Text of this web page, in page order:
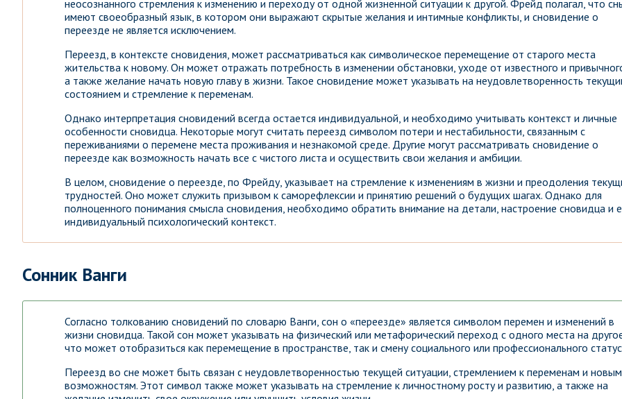
неосознанного стремления к изменению и переходу от одной жизненной ситуации к другой. Фрейд полагал, что
имеют своеобразный язык, в котором они выражают скрытые желания и интимные конфликты, и сновидение о
переезде не является исключением.
Переезд, в контексте сновидения, может рассматриваться как символическое перемещение от старого места
жительства к новому. Он может отражать потребность в изменении обстановки, уходе от известного и
а также желание начать новую главу в жизни. Такое сновидение может указывать на неудовлетворенность
состоянием и стремление к переменам.
Однако интерпретация сновидений всегда остается индивидуальной, и необходимо учитывать контекст и личные
особенности сновидца. Некоторые могут считать переезд символом потери и нестабильности, связанным с
переживаниями о перемене места проживания и незнакомой среде. Другие могут рассматривать сновидение о
переезде как возможность начать все с чистого листа и осуществить свои желания и амбиции.
В целом, сновидение о переезде, по Фрейду, указывает на стремление к изменениям в жизни и преодоления
трудностей. Оно может служить призывом к саморефлексии и принятию решений о будущих шагах. Однако для
полноценного понимания смысла сновидения, необходимо обратить внимание на детали, настроение сновидца и
индивидуальный психологический контекст.
Сонник Ванги
Согласно толкованию сновидений по словарю Ванги, сон о «переезде» является символом перемен и изменений в
жизни сновидца. Такой сон может указывать на физический или метафорический переход с одного места на
что может отобразиться как перемещение в пространстве, так и смену социального или профессионального
Переезд во сне может быть связан с неудовлетворенностью текущей ситуации, стремлением к переменам и новым
возможностям. Этот символ также может указывать на стремление к личностному росту и развитию, а также на